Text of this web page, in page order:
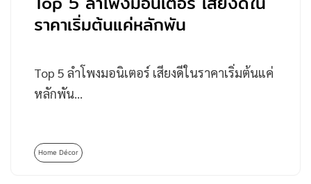
ราคาเริ่มต้นแค่หลักพัน
Top 5 ลำโพงมอนิเตอร์ เสียงดีในราคาเริ่มต้นแค่
หลักพัน…
Home Décor